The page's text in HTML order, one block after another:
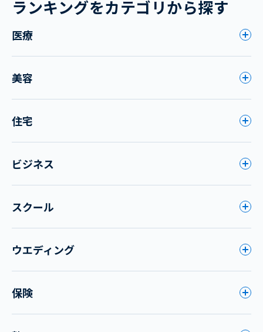
ランキングをカテゴリから探す
医療
美容
住宅
ビジネス
スクール
ウエディング
保険